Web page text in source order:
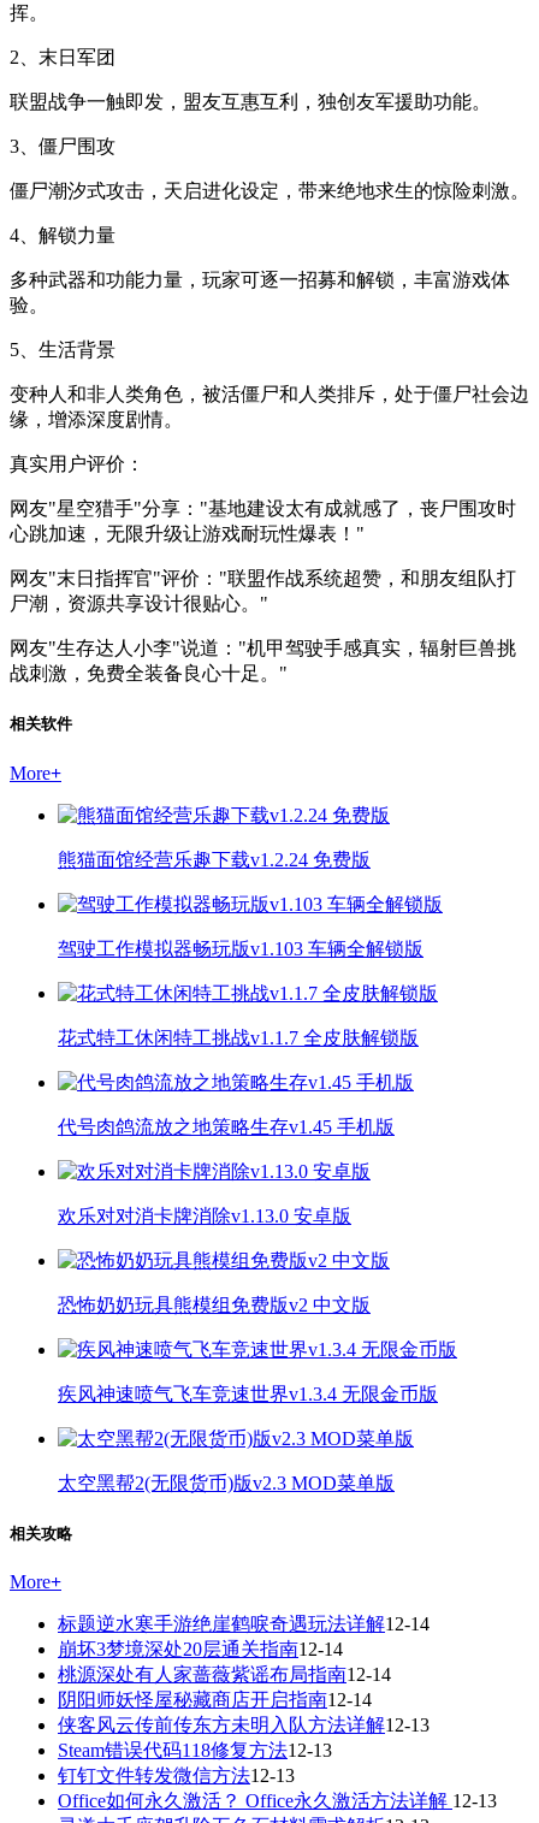
挥。
2、末日军团
联盟战争一触即发，盟友互惠互利，独创友军援助功能。
3、僵尸围攻
僵尸潮汐式攻击，天启进化设定，带来绝地求生的惊险刺激。
4、解锁力量
多种武器和功能力量，玩家可逐一招募和解锁，丰富游戏体
验。
5、生活背景
变种人和非人类角色，被活僵尸和人类排斥，处于僵尸社会边
缘，增添深度剧情。
真实用户评价：
网友"星空猎手"分享："基地建设太有成就感了，丧尸围攻时
心跳加速，无限升级让游戏耐玩性爆表！"
网友"末日指挥官"评价："联盟作战系统超赞，和朋友组队打
尸潮，资源共享设计很贴心。"
网友"生存达人小李"说道："机甲驾驶手感真实，辐射巨兽挑
战刺激，免费全装备良心十足。"
相关软件
More+
熊猫面馆经营乐趣下载v1.2.24 免费版
驾驶工作模拟器畅玩版v1.103 车辆全解锁版
花式特工休闲特工挑战v1.1.7 全皮肤解锁版
代号肉鸽流放之地策略生存v1.45 手机版
欢乐对对消卡牌消除v1.13.0 安卓版
恐怖奶奶玩具熊模组免费版v2 中文版
疾风神速喷气飞车竞速世界v1.3.4 无限金币版
太空黑帮2(无限货币)版v2.3 MOD菜单版
相关攻略
More+
标题逆水寒手游绝崖鹤唳奇遇玩法详解12-14
崩坏3梦境深处20层通关指南12-14
桃源深处有人家蔷薇紫谣布局指南12-14
阴阳师妖怪屋秘藏商店开启指南12-14
侠客风云传前传东方未明入队方法详解12-13
Steam错误代码118修复方法12-13
钉钉文件转发微信方法12-13
Office如何永久激活？ Office永久激活方法详解 12-13